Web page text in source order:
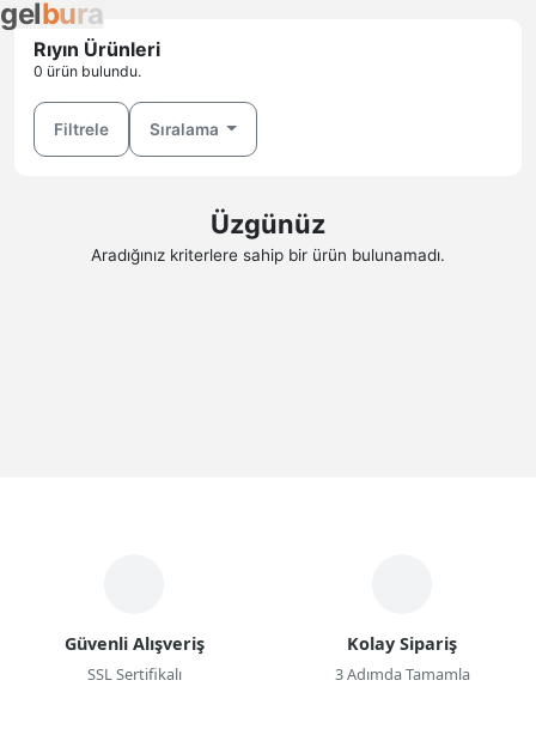
gelbura
Rıyın Ürünleri
0 ürün bulundu.
Filtrele Sıralama
Üzgünüz
Aradığınız kriterlere sahip bir ürün bulunamadı.
Güvenli Alışveriş
SSL Sertifikalı
Kolay Sipariş
3 Adımda Tamamla